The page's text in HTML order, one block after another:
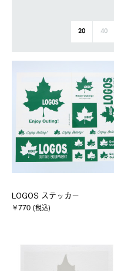
20 40
LOGOS ステッカー
￥770 (税込)